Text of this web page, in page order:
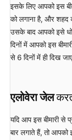
इसके लिए आपको इस
को लगाना है, और
उसके बाद आपको इसे
दिनों में आपको इस
से 6 दिनों में ही दिख
एलोवेरा जेल
यदि आप इस बीमारी से
बार लगाते हैं, तो आपको